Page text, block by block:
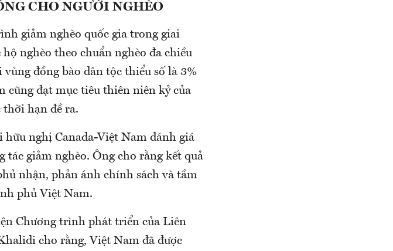
CHO NGƯỜI NGHÈO
giảm nghèo quốc gia trong giai
nghèo theo chuẩn nghèo đa chiều
đồng bào dân tộc thiểu số là 3%
cũng đạt mục tiêu thiên niên kỷ của
hạn đề ra.
nghị Canada-Việt Nam đánh giá
tác giảm nghèo. Ông cho rằng kết quả
nhận, phản ánh chính sách và tầm
phủ Việt Nam.
Chương trình phát triển của Liên
cho rằng, Việt Nam đã được